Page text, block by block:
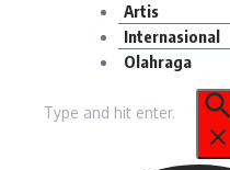
Artis
Internasional
Olahraga
untuk: